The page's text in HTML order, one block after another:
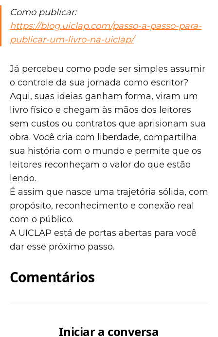
Como publicar:
https://blog.uiclap.com/passo-a-passo-para-
publicar-um-livro-na-uiclap/
Já percebeu como pode ser simples assumir
o controle da sua jornada como escritor?
Aqui, suas ideias ganham forma, viram um
livro físico e chegam às mãos dos leitores
sem custos ou contratos que aprisionam sua
obra. Você cria com liberdade, compartilha
sua história com o mundo e permite que os
leitores reconheçam o valor do que estão
lendo.
É assim que nasce uma trajetória sólida, com
propósito, reconhecimento e conexão real
com o público.
A UICLAP está de portas abertas para você
dar esse próximo passo.